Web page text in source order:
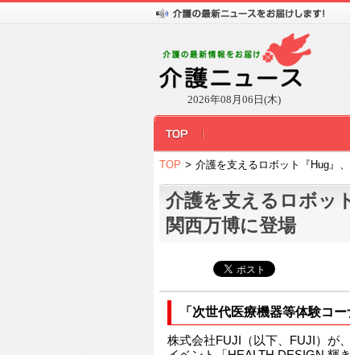
2026年08月06日(木)
TOP > 介護を支えるロボット『Hug』
介護を支えるロボッ
関西万博に登場
「次世代医療機器等体験コ
株式会社FUJI（以下、FUJI）が